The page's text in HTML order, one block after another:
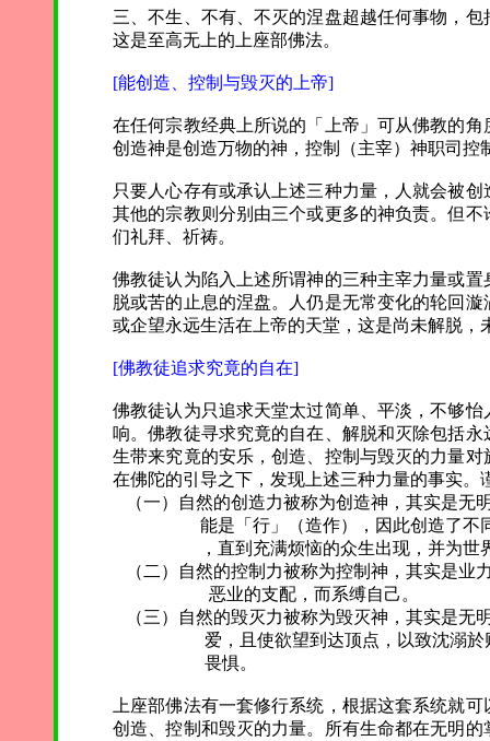
三、不生、不有、不灭的涅盘超越任何事物，
这是至高无上的上座部佛法。
[能创造、控制与毁灭的上帝]
在任何宗教经典上所说的「上帝」可从佛教的
创造神是创造万物的神，控制（主宰）神职司控
只要人心存有或承认上述三种力量，人就会被
其他的宗教则分别由三个或更多的神负责。但
们礼拜、祈祷。
佛教徒认为陷入上述所谓神的三种主宰力量或
脱或苦的止息的涅盘。人仍是无常变化的轮回
或企望永远生活在上帝的天堂，这是尚未解脱，
[佛教徒追求究竟的自在]
佛教徒认为只追求天堂太过简单、平淡，不够
响。佛教徒寻求究竟的自在、解脱和灭除包括
生带来究竟的安乐，创造、控制与毁灭的力量
在佛陀的引导之下，发现上述三种力量的事实。
（一）自然的创造力被称为创造神，其实是无
能是「行」（造作），因此创造了不同的
，直到充满烦恼的众生出现，并为世界
（二）自然的控制力被称为控制神，其实是业
恶业的支配，而系缚自己。
（三）自然的毁灭力被称为毁灭神，其实是无
爱，且使欲望到达顶点，以致沈溺於财富
畏惧。
上座部佛法有一套修行系统，根据这套系统就
创造、控制和毁灭的力量。所有生命都在无明